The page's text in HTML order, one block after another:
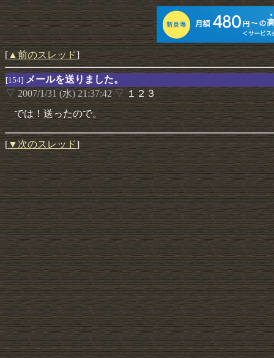
[▲前のスレッド]
[154] メールを送りました。
▽ 2007/1/31 (水) 21:37:42▽ １２３
では！送ったので。
[▼次のスレッド]